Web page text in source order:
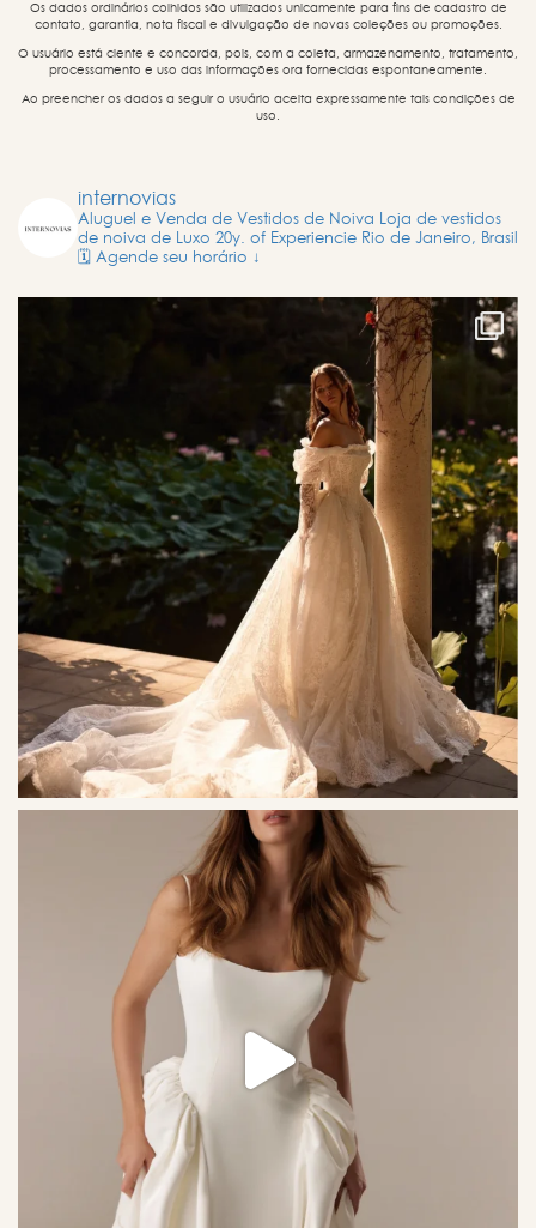
Os dados ordinários colhidos são utilizados unicamente para fins de cadastro de
contato, garantia, nota fiscal e divulgação de novas coleções ou promoções.
O usuário está ciente e concorda, pois, com a coleta, armazenamento, tratamento,
processamento e uso das informações ora fornecidas espontaneamente.
Ao preencher os dados a seguir o usuário aceita expressamente tais condições de
uso.
internovias
Aluguel e Venda de Vestidos de Noiva Loja de vestidos
de noiva de Luxo 20y. of Experiencie Rio de Janeiro, Brasil
🗓️ Agende seu horário ↓